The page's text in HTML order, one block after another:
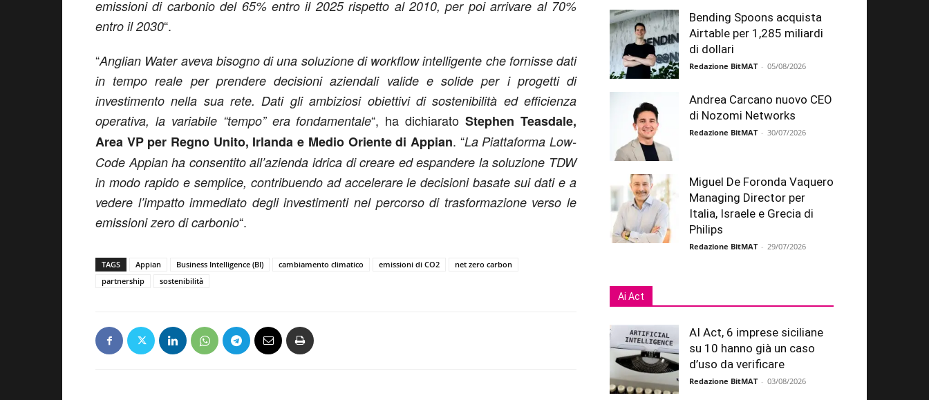
emissioni di carbonio del 65% entro il 2025 rispetto al 2010, per poi arrivare al 70%
entro il 2030“.
“Anglian Water aveva bisogno di una soluzione di workflow intelligente che fornisse dati
in tempo reale per prendere decisioni aziendali valide e solide per i progetti di
investimento nella sua rete. Dati gli ambiziosi obiettivi di sostenibilità ed efficienza
operativa, la variabile “tempo” era fondamentale“, ha dichiaratoStephen Teasdale,
Area VP per Regno Unito, Irlanda e Medio Oriente di Appian. “La Piattaforma Low-
Code Appian ha consentito all’azienda idrica di creare ed espandere la soluzione TDW
in modo rapido e semplice, contribuendo ad accelerare le decisioni basate sui dati e a
vedere l’impatto immediato degli investimenti nel percorso di trasformazione verso le
emissioni zero di carbonio“.
TAGS Appian Business Intelligence (BI) cambiamento climatico emissioni di CO2
net zero carbon
partnership
sostenibilità
Bending Spoons acquista
Airtable per 1,285 miliardi
di dollari
Redazione BitMAT - 05/08/2026
Andrea Carcano nuovo CEO
di Nozomi Networks
Redazione BitMAT - 30/07/2026
Miguel De Foronda Vaquero
Managing Director per
Italia, Israele e Grecia di
Philips
Redazione BitMAT - 29/07/2026
Ai Act
AI Act, 6 imprese siciliane
su 10 hanno già un caso
d’uso da verificare
Redazione BitMAT - 03/08/2026